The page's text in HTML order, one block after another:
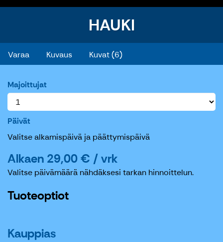
HAUKI
Varaa Kuvaus Kuvat (6)
Majoittujat
Päivät
Valitse alkamispäivä ja päättymispäivä
Alkaen 29,00 € / vrk
Valitse päivämäärä nähdäksesi tarkan hinnoittelun.
Tuoteoptiot
Kauppias